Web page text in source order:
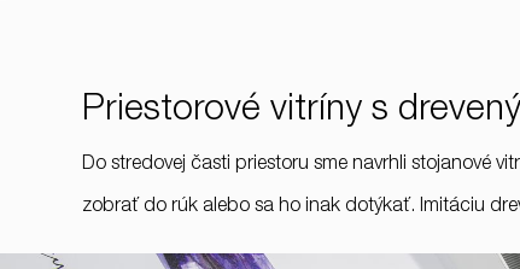
Priestorové vitríny s
Do stredovej časti priestoru sme navrhli stojanové
zobrať do rúk alebo sa ho inak dotýkať. Imitáciu